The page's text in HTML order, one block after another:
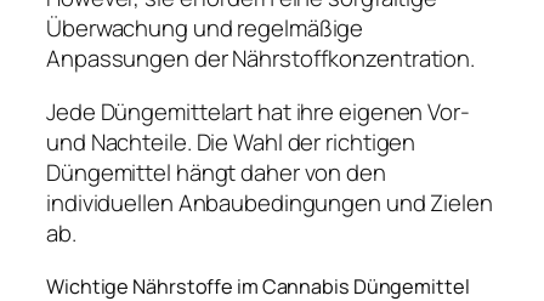
Überwachung und regelmäßige
Anpassungen der Nährstoffkonzentration.
Jede Düngemittelart hat ihre eigenen Vor-
und Nachteile. Die Wahl der richtigen
Düngemittel hängt daher von den
individuellen Anbaubedingungen und Zielen
ab.
Wichtige Nährstoffe im Cannabis Düngemittel